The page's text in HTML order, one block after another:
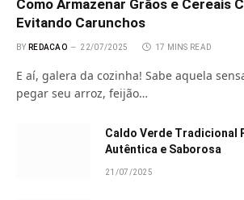
Como Armazenar Grãos e Cereais
Evitando Carunchos
BY REDACAO 22/07/2025 17 MINS READ
E aí, galera da cozinha! Sabe aquela
pegar seu arroz, feijão…
Caldo Verde Tradicional
Autêntica e Saborosa
21/07/2025